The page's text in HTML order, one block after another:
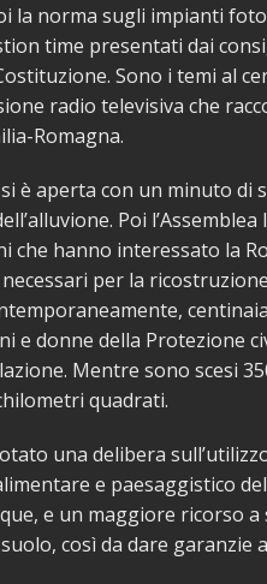
la norma sugli impianti
time presentati dai
Sono i temi al
radio televisiva che
Romagna.
è aperta con un minuto
Poi
che hanno interessato la
per la
e donne della Protezione
Mentre sono scesi
quadrati.
una delibera
e paesaggistico
e un maggiore ricorso
suolo, così da dare